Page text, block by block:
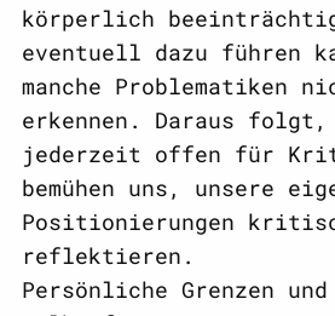
körperlich
eventuell dazu führen
manche Problematiken
erkennen. Daraus
jederzeit offen für
bemühen uns, unsere
Positionierungen
reflektieren.
Persönliche Grenzen und